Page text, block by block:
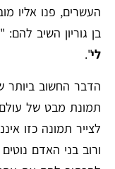
העשרים, פנו אליו
בן גוריון השיב להם: "
לי".
הדבר החשוב ביותר
תמונת מבט של
לצייר תמונה כזו
ורוב בני האדם